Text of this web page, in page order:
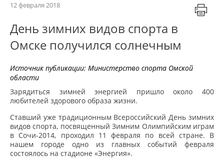
12 февраля 2018
День зимних видов спорта в
Омске получился солнечным
Источник публикации: Министерство спорта Омской
области
Зарядиться зимней энергией пришло около 400
любителей здорового образа жизни.
Ставший уже традиционным Всероссийский День зимних
видов спорта, посвященный Зимним Олимпийским играм
в Сочи-2014, проходил 11 февраля по всей стране. В
нашем городе одно из главных событий февраля
состоялось на стадионе «Энергия».